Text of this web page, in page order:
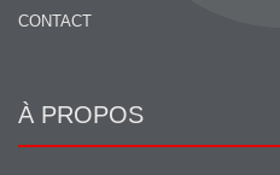
CONTACT
À PROPOS